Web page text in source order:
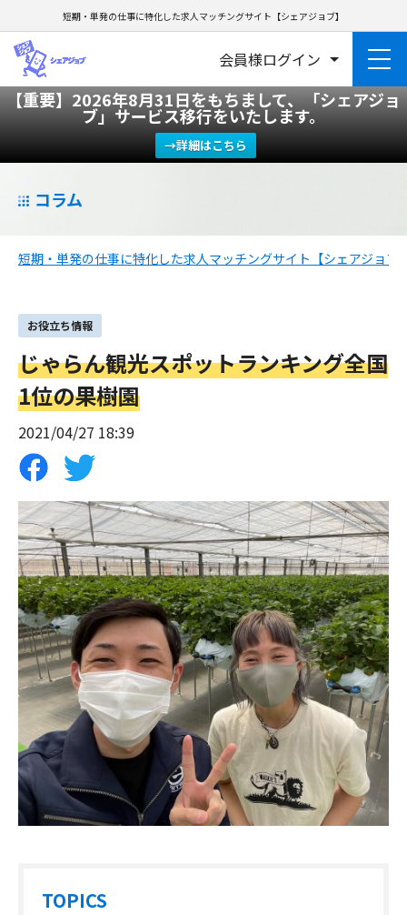
【重要】2026年8月31日をもちまして、「シェアジョ
ブ」サービス移行をいたします。
→詳細はこちら
短期・単発の仕事に特化した求人マッチングサイト【シェアジョブ】
会員様ログイン
コラム
短期・単発の仕事に特化した求人マッチングサイト【シェアジョブ
お役立ち情報
じゃらん観光スポットランキング全国
1位の果樹園
2021/04/27 18:39
TOPICS